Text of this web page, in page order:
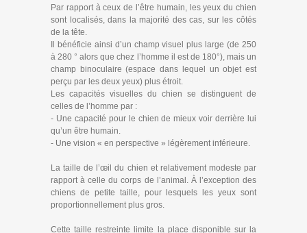
Par rapport à ceux de l’être humain, les yeux du chien
sont localisés, dans la majorité des cas, sur les côtés
de la tête.
Il bénéficie ainsi d’un champ visuel plus large (de 250
à 280 ° alors que chez l’homme il est de 180°), mais un
champ binoculaire (espace dans lequel un objet est
perçu par les deux yeux) plus étroit.
Les capacités visuelles du chien se distinguent de
celles de l’homme par :
- Une capacité pour le chien de mieux voir derrière lui
qu’un être humain.
- Une vision « en perspective » légèrement inférieure.
La taille de l’œil du chien et relativement modeste par
rapport à celle du corps de l’animal. À l’exception des
chiens de petite taille, pour lesquels les yeux sont
proportionnellement plus gros.
Cette taille restreinte limite la place disponible sur la